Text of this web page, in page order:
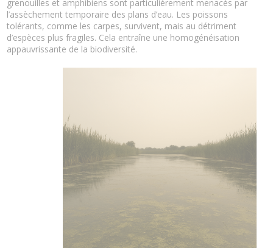
grenouilles et amphibiens sont particulièrement menacés par
l’assèchement temporaire des plans d’eau. Les poissons
tolérants, comme les carpes, survivent, mais au détriment
d’espèces plus fragiles. Cela entraîne une homogénéisation
appauvrissante de la biodiversité.